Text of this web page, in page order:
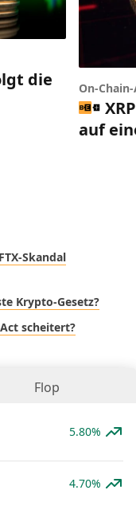
die
On-
auf
Skandal
Krypto-Gesetz?
scheitert?
Flop
5.80%
4.70%